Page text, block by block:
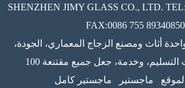
SHENZHEN JIMY GLASS CO., LTD.
FAX:0086 755 89340850
أثاث ومصنع الزجاج المعماري، الجودة،
ماجستير ماجستير كامل